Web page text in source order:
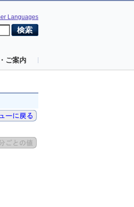
Languages
ご案内